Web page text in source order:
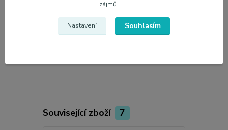
California Scents
Sekvoj
Související zboží 7
zájmů.
Nastavení Souhlasím